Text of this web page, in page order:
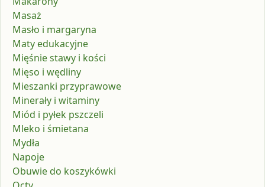
Masaż
Masło i margaryna
Maty edukacyjne
Mięśnie stawy i kości
Mięso i wędliny
Mieszanki przyprawowe
Minerały i witaminy
Miód i pyłek pszczeli
Mleko i śmietana
Mydła
Napoje
Obuwie do koszykówki